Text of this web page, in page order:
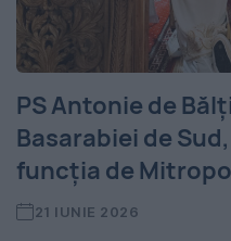
PS Antonie de
Basarabiei de
funcţia de
21 IUNIE 2026